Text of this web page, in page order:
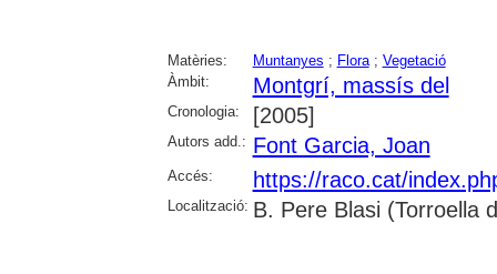
Matèries: Muntanyes ; Flora; Vegetació
Àmbit:
Montgrí, massís del
Cronologia: [2005]
Autors add.: Font Garcia, Joan
Accés: https://raco.cat/
Localització: B. Pere Blasi (Torroella